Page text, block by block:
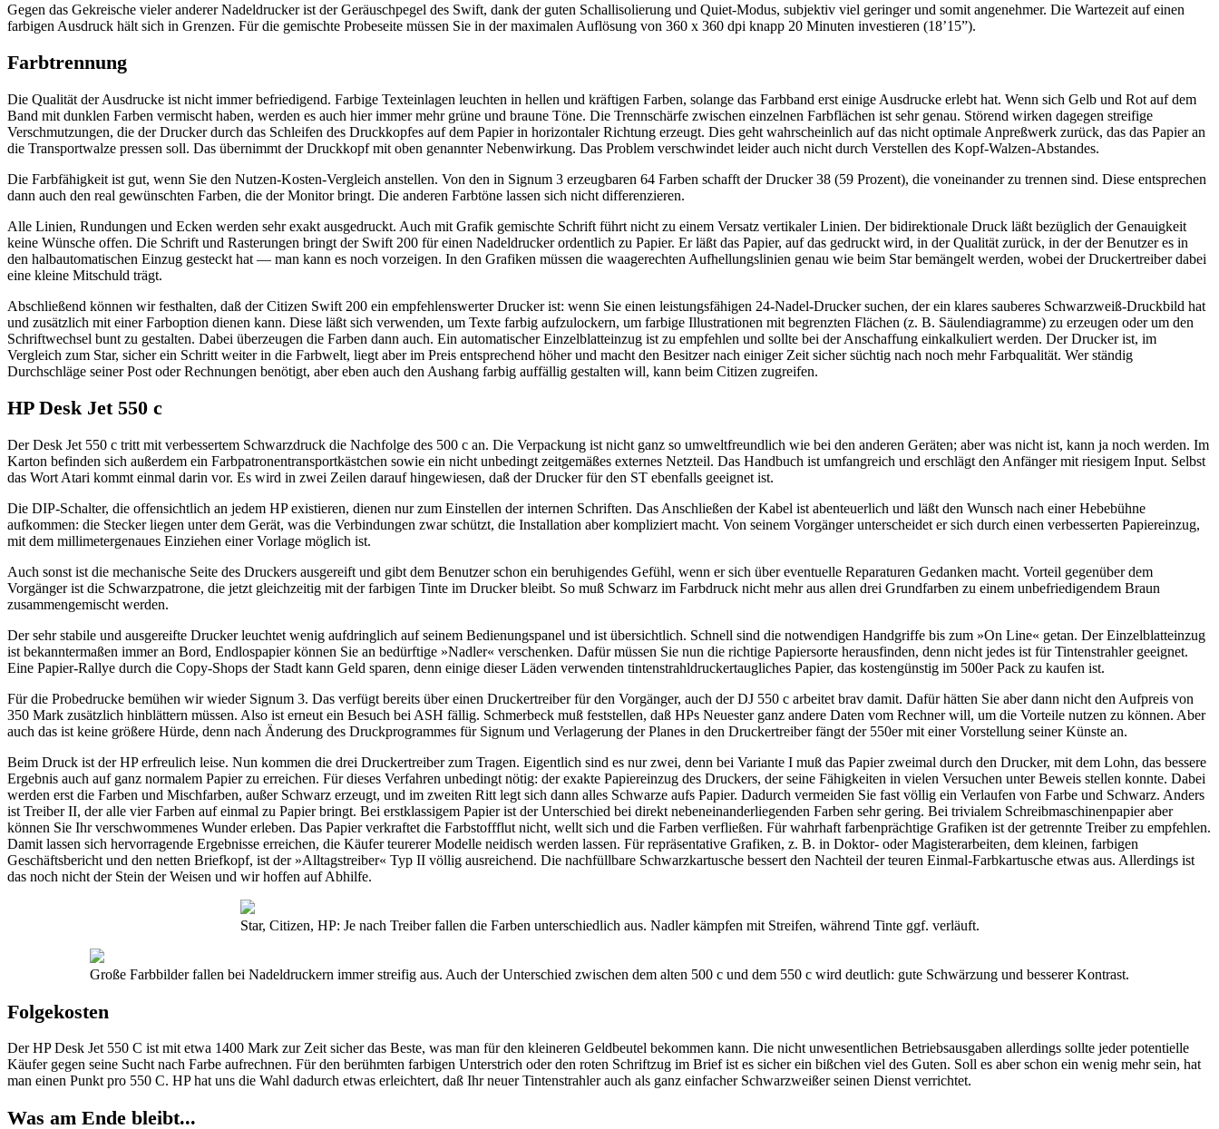
Gegen das Gekreische vieler anderer Nadeldrucker ist der Geräuschpegel des Swift, dank der guten Schallisolierung und Quiet-Modus, subjektiv viel geringer und somit angenehmer. Die Wartezeit auf einen
farbigen Ausdruck hält sich in Grenzen. Für die gemischte Probeseite müssen Sie in der maximalen Auflösung von 360 x 360 dpi knapp 20 Minuten investieren (18’15”).
Farbtrennung
Die Qualität der Ausdrucke ist nicht immer befriedigend. Farbige Texteinlagen leuchten in hellen und kräftigen Farben, solange das Farbband erst einige Ausdrucke erlebt hat. Wenn sich Gelb und Rot auf dem
Band mit dunklen Farben vermischt haben, werden es auch hier immer mehr grüne und braune Töne. Die Trennschärfe zwischen einzelnen Farbflächen ist sehr genau. Störend wirken dagegen streifige
Verschmutzungen, die der Drucker durch das Schleifen des Druckkopfes auf dem Papier in horizontaler Richtung erzeugt. Dies geht wahrscheinlich auf das nicht optimale Anpreßwerk zurück, das das Papier an
die Transportwalze pressen soll. Das übernimmt der Druckkopf mit oben genannter Nebenwirkung. Das Problem verschwindet leider auch nicht durch Verstellen des Kopf-Walzen-Abstandes.
Die Farbfähigkeit ist gut, wenn Sie den Nutzen-Kosten-Vergleich anstellen. Von den in Signum 3 erzeugbaren 64 Farben schafft der Drucker 38 (59 Prozent), die voneinander zu trennen sind. Diese entsprechen
dann auch den real gewünschten Farben, die der Monitor bringt. Die anderen Farbtöne lassen sich nicht differenzieren.
Alle Linien, Rundungen und Ecken werden sehr exakt ausgedruckt. Auch mit Grafik gemischte Schrift führt nicht zu einem Versatz vertikaler Linien. Der bidirektionale Druck läßt bezüglich der Genauigkeit
keine Wünsche offen. Die Schrift und Rasterungen bringt der Swift 200 für einen Nadeldrucker ordentlich zu Papier. Er läßt das Papier, auf das gedruckt wird, in der Qualität zurück, in der der Benutzer es in
den halbautomatischen Einzug gesteckt hat — man kann es noch vorzeigen. In den Grafiken müssen die waagerechten Aufhellungslinien genau wie beim Star bemängelt werden, wobei der Druckertreiber dabei
eine kleine Mitschuld trägt.
Abschließend können wir festhalten, daß der Citizen Swift 200 ein empfehlenswerter Drucker ist: wenn Sie einen leistungsfähigen 24-Nadel-Drucker suchen, der ein klares sauberes Schwarzweiß-Druckbild hat
und zusätzlich mit einer Farboption dienen kann. Diese läßt sich verwenden, um Texte farbig aufzulockern, um farbige Illustrationen mit begrenzten Flächen (z. B. Säulendiagramme) zu erzeugen oder um den
Schriftwechsel bunt zu gestalten. Dabei überzeugen die Farben dann auch. Ein automatischer Einzelblatteinzug ist zu empfehlen und sollte bei der Anschaffung einkalkuliert werden. Der Drucker ist, im
Vergleich zum Star, sicher ein Schritt weiter in die Farbwelt, liegt aber im Preis entsprechend höher und macht den Besitzer nach einiger Zeit sicher süchtig nach noch mehr Farbqualität. Wer ständig
Durchschläge seiner Post oder Rechnungen benötigt, aber eben auch den Aushang farbig auffällig gestalten will, kann beim Citizen zugreifen.
HP Desk Jet 550 c
Der Desk Jet 550 c tritt mit verbessertem Schwarzdruck die Nachfolge des 500 c an. Die Verpackung ist nicht ganz so umweltfreundlich wie bei den anderen Geräten; aber was nicht ist, kann ja noch werden. Im
Karton befinden sich außerdem ein Farbpatronentransportkästchen sowie ein nicht unbedingt zeitgemäßes externes Netzteil. Das Handbuch ist umfangreich und erschlägt den Anfänger mit riesigem Input. Selbst
das Wort Atari kommt einmal darin vor. Es wird in zwei Zeilen darauf hingewiesen, daß der Drucker für den ST ebenfalls geeignet ist.
Die DIP-Schalter, die offensichtlich an jedem HP existieren, dienen nur zum Einstellen der internen Schriften. Das Anschließen der Kabel ist abenteuerlich und läßt den Wunsch nach einer Hebebühne
aufkommen: die Stecker liegen unter dem Gerät, was die Verbindungen zwar schützt, die Installation aber kompliziert macht. Von seinem Vorgänger unterscheidet er sich durch einen verbesserten Papiereinzug,
mit dem millimetergenaues Einziehen einer Vorlage möglich ist.
Auch sonst ist die mechanische Seite des Druckers ausgereift und gibt dem Benutzer schon ein beruhigendes Gefühl, wenn er sich über eventuelle Reparaturen Gedanken macht. Vorteil gegenüber dem
Vorgänger ist die Schwarzpatrone, die jetzt gleichzeitig mit der farbigen Tinte im Drucker bleibt. So muß Schwarz im Farbdruck nicht mehr aus allen drei Grundfarben zu einem unbefriedigendem Braun
zusammengemischt werden.
Der sehr stabile und ausgereifte Drucker leuchtet wenig aufdringlich auf seinem Bedienungspanel und ist übersichtlich. Schnell sind die notwendigen Handgriffe bis zum »On Line« getan. Der Einzelblatteinzug
ist bekanntermaßen immer an Bord, Endlospapier können Sie an bedürftige »Nadler« verschenken. Dafür müssen Sie nun die richtige Papiersorte herausfinden, denn nicht jedes ist für Tintenstrahler geeignet.
Eine Papier-Rallye durch die Copy-Shops der Stadt kann Geld sparen, denn einige dieser Läden verwenden tintenstrahldruckertaugliches Papier, das kostengünstig im 500er Pack zu kaufen ist.
Für die Probedrucke bemühen wir wieder Signum 3. Das verfügt bereits über einen Druckertreiber für den Vorgänger, auch der DJ 550 c arbeitet brav damit. Dafür hätten Sie aber dann nicht den Aufpreis von
350 Mark zusätzlich hinblättern müssen. Also ist erneut ein Besuch bei ASH fällig. Schmerbeck muß feststellen, daß HPs Neuester ganz andere Daten vom Rechner will, um die Vorteile nutzen zu können. Aber
auch das ist keine größere Hürde, denn nach Änderung des Druckprogrammes für Signum und Verlagerung der Planes in den Druckertreiber fängt der 550er mit einer Vorstellung seiner Künste an.
Beim Druck ist der HP erfreulich leise. Nun kommen die drei Druckertreiber zum Tragen. Eigentlich sind es nur zwei, denn bei Variante I muß das Papier zweimal durch den Drucker, mit dem Lohn, das bessere
Ergebnis auch auf ganz normalem Papier zu erreichen. Für dieses Verfahren unbedingt nötig: der exakte Papiereinzug des Druckers, der seine Fähigkeiten in vielen Versuchen unter Beweis stellen konnte. Dabei
werden erst die Farben und Mischfarben, außer Schwarz erzeugt, und im zweiten Ritt legt sich dann alles Schwarze aufs Papier. Dadurch vermeiden Sie fast völlig ein Verlaufen von Farbe und Schwarz. Anders
ist Treiber II, der alle vier Farben auf einmal zu Papier bringt. Bei erstklassigem Papier ist der Unterschied bei direkt nebeneinanderliegenden Farben sehr gering. Bei trivialem Schreibmaschinenpapier aber
können Sie Ihr verschwommenes Wunder erleben. Das Papier verkraftet die Farbstoffflut nicht, wellt sich und die Farben verfließen. Für wahrhaft farbenprächtige Grafiken ist der getrennte Treiber zu empfehlen.
Damit lassen sich hervorragende Ergebnisse erreichen, die Käufer teurerer Modelle neidisch werden lassen. Für repräsentative Grafiken, z. B. in Doktor- oder Magisterarbeiten, dem kleinen, farbigen
Geschäftsbericht und den netten Briefkopf, ist der »Alltagstreiber« Typ II völlig ausreichend. Die nachfüllbare Schwarzkartusche bessert den Nachteil der teuren Einmal-Farbkartusche etwas aus. Allerdings ist
das noch nicht der Stein der Weisen und wir hoffen auf Abhilfe.
Star, Citizen, HP: Je nach Treiber fallen die Farben unterschiedlich aus. Nadler kämpfen mit Streifen, während Tinte ggf. verläuft.
Große Farbbilder fallen bei Nadeldruckern immer streifig aus. Auch der Unterschied zwischen dem alten 500 c und dem 550 c wird deutlich: gute Schwärzung und besserer Kontrast.
Folgekosten
Der HP Desk Jet 550 C ist mit etwa 1400 Mark zur Zeit sicher das Beste, was man für den kleineren Geldbeutel bekommen kann. Die nicht unwesentlichen Betriebsausgaben allerdings sollte jeder potentielle
Käufer gegen seine Sucht nach Farbe aufrechnen. Für den berühmten farbigen Unterstrich oder den roten Schriftzug im Brief ist es sicher ein bißchen viel des Guten. Soll es aber schon ein wenig mehr sein, hat
man einen Punkt pro 550 C. HP hat uns die Wahl dadurch etwas erleichtert, daß Ihr neuer Tintenstrahler auch als ganz einfacher Schwarzweißer seinen Dienst verrichtet.
Was am Ende bleibt...